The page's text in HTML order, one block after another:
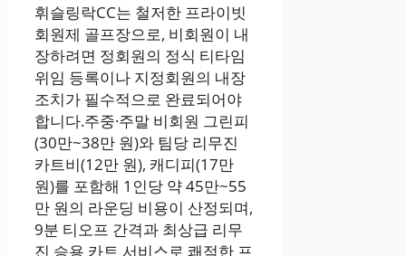
휘슬링락CC는 철저한 프라이빗
회원제 골프장으로, 비회원이 내
장하려면 정회원의 정식 티타임
위임 등록이나 지정회원의 내장
조치가 필수적으로 완료되어야
합니다.주중·주말 비회원 그린피
(30만~38만 원)와 팀당 리무진
카트비(12만 원), 캐디피(17만
원)를 포함해 1인당 약 45만~55
만 원의 라운딩 비용이 산정되며,
9분 티오프 간격과 최상급 리무
진 승용 카트 서비스로 쾌적한 프